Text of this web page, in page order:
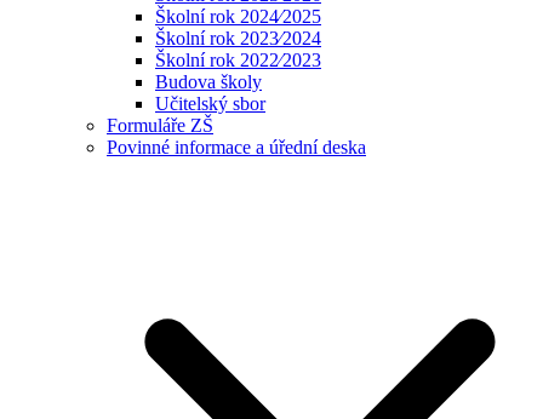
Školní rok 2024⁄2025
Školní rok 2023⁄2024
Školní rok 2022⁄2023
Budova školy
Učitelský sbor
Formuláře ZŠ
Povinné informace a úřední deska